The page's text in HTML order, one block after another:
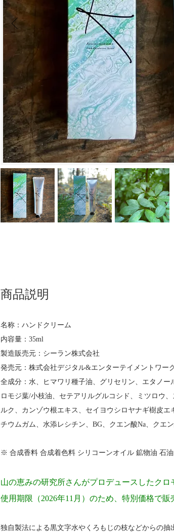
商品説明
名称：ハンドクリーム
内容量：35ml
製造販売元：シーラン株式会社
発売元：株式会社デジタル&エンターテイメントワー
全成分：水、ヒマワリ種子油、グリセリン、エタノ
ロモジ葉/小枝油、セテアリルグルコシド、ミツロウ
ルク、カンゾウ根エキス、セイヨウシロヤナギ樹皮
チウムガム、水添レシチン、BG、クエン酸Na、ク
※ 合成香料 合成着色料 シリコーンオイル 鉱物油 石
山の恵みの研究所さんがプロデュースしたクロ
使用期限（2026年11月）のため、特別価格で販
独自製法による黒文字水やくろもじの枝などからの